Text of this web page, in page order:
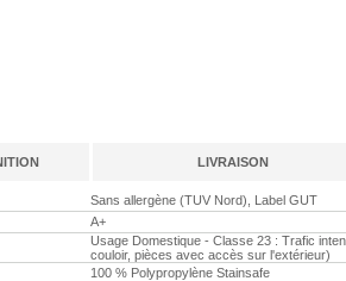
LIVRAISON
Sans allergène (TUV Nord), Label GUT
A+
Usage Domestique - Classe 23 : Trafic
couloir, pièces avec accès sur l'extérieur)
100 % Polypropylène Stainsafe